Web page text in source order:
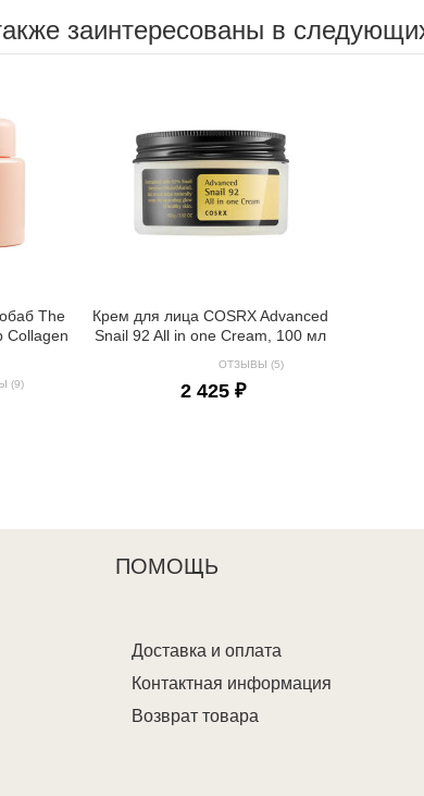
заинтересованы в
The
Collagen
(9)
Крем для лица COSRX Advanced
Snail 92 All in one Cream, 100 мл
ОТЗЫВЫ (5)
2 425 ₽
ПОМОЩЬ
Доставка и оплата
Контактная информация
Возврат товара